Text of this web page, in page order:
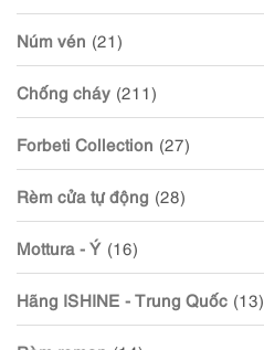
Núm vén (21)
Chống cháy (211)
Forbeti Collection (27)
Rèm cửa tự động (28)
Mottura - Ý (16)
Hãng ISHINE - Trung Quốc (13)